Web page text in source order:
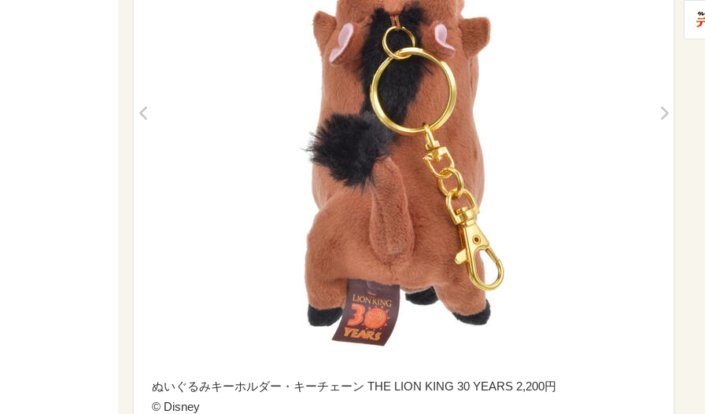
ぬいぐるみキーホルダー・キーチェーン THE LION KING 30 YEARS 2,200円
© Disney